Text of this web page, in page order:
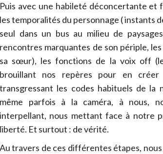
Puis avec une habileté déconcertante et
les temporalités du personnage ( instants
seul dans un bus au milieu de
rencontres marquantes de son périple,
sa sœur), les fonctions de la voix off
brouillant nos repères pour en créer
transgressant les codes habituels de la
même parfois à la caméra, à nous,
interpellant, nous mettant face à notre
liberté. Et surtout : de vérité.
Au travers de ces différentes étapes,